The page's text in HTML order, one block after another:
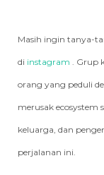
Masih ingin tanya-
di instagram . Grup
orang yang peduli
merusak ecosystem
keluarga, dan
perjalanan ini.